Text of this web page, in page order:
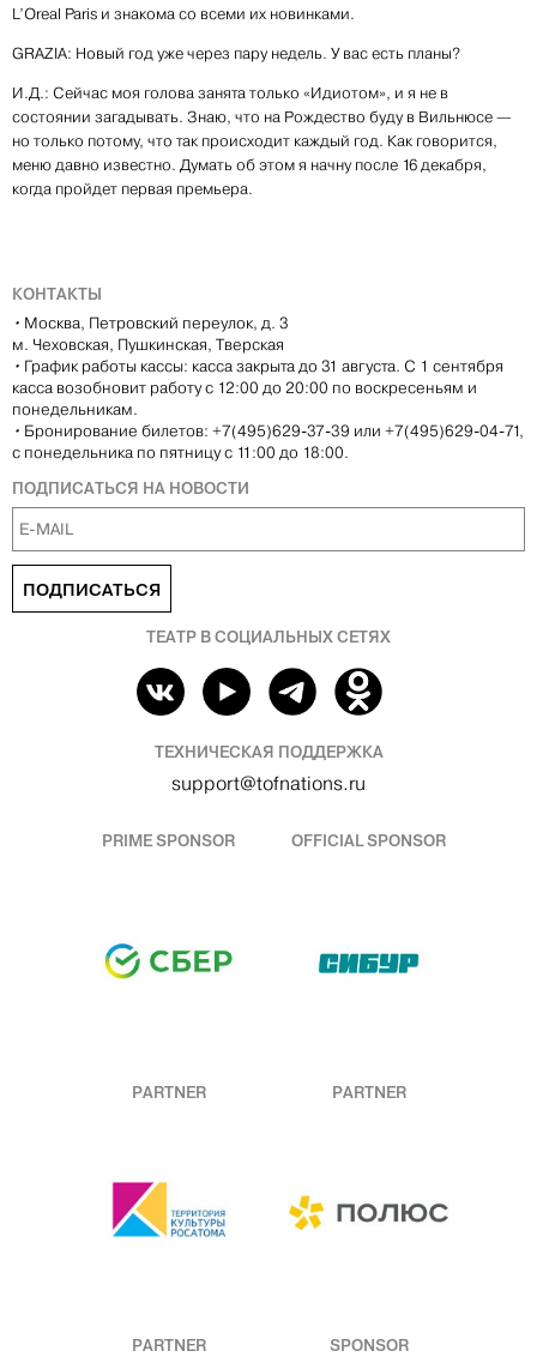
L’Oreal Paris и знакома со всеми их новинками.
GRAZIA: Новый год уже через пару недель. У вас есть планы?
И.Д.: Сейчас моя голова занята только «Идиотом», и я не в
состоянии загадывать. Знаю, что на Рождество буду в Вильнюсе —
но только потому, что так происходит каждый год. Как говорится,
меню давно известно. Думать об этом я начну после 16 декабря,
когда пройдет первая премьера.
КОНТАКТЫ
• Москва, Петровский переулок, д. 3
м. Чеховская, Пушкинская, Тверская
• График работы кассы: касса закрыта до 31 августа. С 1 сентября
касса возобновит работу с 12:00 до 20:00 по воскресеньям и
понедельникам.
• Бронирование билетов: +7(495)629-37-39 или +7(495)629-04-71,
с понедельника по пятницу с 11:00 до 18:00.
ПОДПИСАТЬСЯ НА НОВОСТИ
ПОДПИСАТЬСЯ
ТЕАТР В СОЦИАЛЬНЫХ СЕТЯХ
ТЕХНИЧЕСКАЯ ПОДДЕРЖКА
support@tofnations.ru
PRIME SPONSOR OFFICIAL SPONSOR
PARTNER PARTNER
PARTNER SPONSOR